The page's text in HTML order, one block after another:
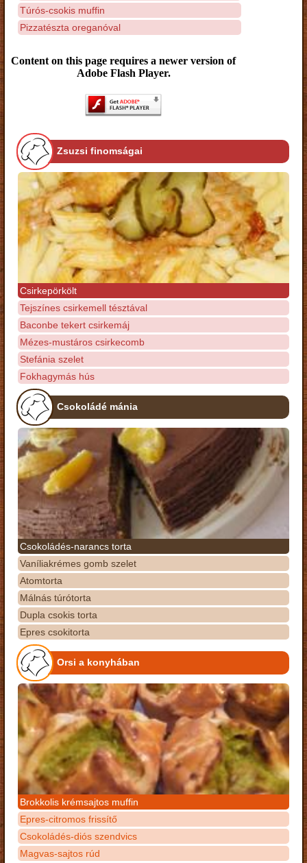
Túrós-csokis muffin
Pizzatészta oreganóval
Content on this page requires a newer version of
Adobe Flash Player.
Zsuzsi finomságai
Csirkepörkölt
Tejszínes csirkemell tésztával
Baconbe tekert csirkemáj
Mézes-mustáros csirkecomb
Stefánia szelet
Fokhagymás hús
Csokoládé mánia
Csokoládés-narancs torta
Vaníliakrémes gomb szelet
Atomtorta
Málnás túrótorta
Dupla csokis torta
Epres csokitorta
Orsi a konyhában
Brokkolis krémsajtos muffin
Epres-citromos frissítő
Csokoládés-diós szendvics
Magvas-sajtos rúd